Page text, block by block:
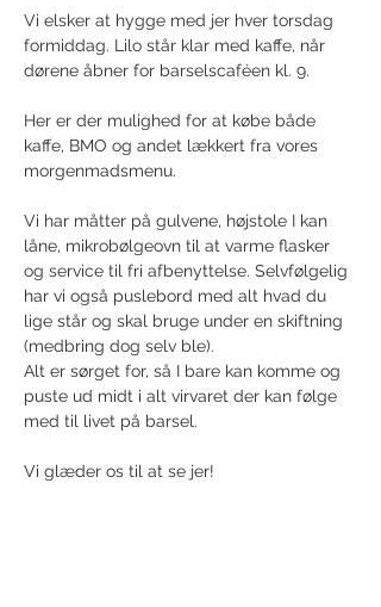
Vi elsker at hygge med jer hver torsdag
formiddag. Lilo står klar med kaffe, når
dørene åbner for barselscaféen kl. 9.
Her er der mulighed for at købe både
kaffe, BMO og andet lækkert fra vores
morgenmadsmenu.
Vi har måtter på gulvene, højstole I kan
låne, mikrobølgeovn til at varme flasker
og service til fri afbenyttelse. Selvfølgelig
har vi også puslebord med alt hvad du
lige står og skal bruge under en skiftning
(medbring dog selv ble).
Alt er sørget for, så I bare kan komme og
puste ud midt i alt virvaret der kan følge
med til livet på barsel.
Vi glæder os til at se jer!